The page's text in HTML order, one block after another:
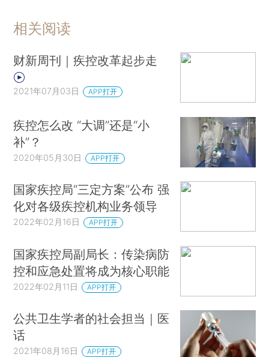
相关阅读
财新周刊｜疾控改革起步走
2021年07月03日 APP打开
疾控怎么改 “大调”还是“小
补”？
2020年05月30日 APP打开
国家疾控局“三定方案”公布 强
化对各级疾控机构业务领导
2022年02月16日 APP打开
国家疾控局副局长：传染病防
控和应急处置将成为核心职能
2022年02月11日 APP打开
公共卫生学者的社会担当｜医
话
2021年08月16日 APP打开